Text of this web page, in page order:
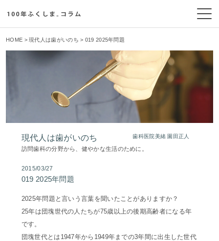
HOME >現代人は歯がいのち > 019 2025年問題
現代人は歯がいのち 歯科医院美緒 園田正人
訪問歯科の分野から、健やかな生活のために。
2015/03/27
019 2025年問題
2025年問題と言いう言葉を聞いたことがありますか？
25年は団塊世代の人たちが75歳以上の後期高齢者になる年
です。
団塊世代とは1947年から1949年までの3年間に出生した世代